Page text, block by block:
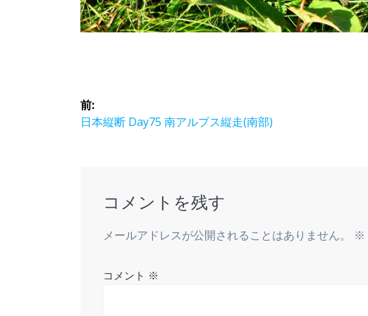
投
稿
前:
前
日本縦断 Day75 南アルプス縦走(南部)
コメントを残す
メールアドレスが公開されることはありません。 ※
コメント ※